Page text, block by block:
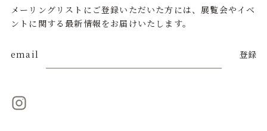
メーリングリストにご登録いただいた方には、展覧会やイベ
ントに関する最新情報をお届けいたします。
email 登録